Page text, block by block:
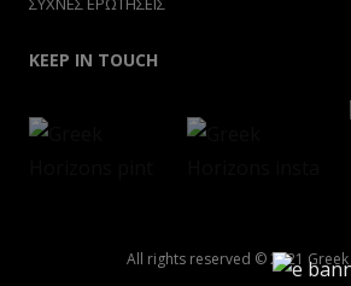
KEEP IN TOUCH
All rights reserved © 2021